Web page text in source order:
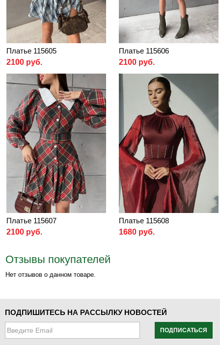
Платье 115605
2100 руб.
Платье 115606
2100 руб.
Платье 115607
2100 руб.
Платье 115608
1680 руб.
Отзывы покупателей
Нет отзывов о данном товаре.
ПОДПИШИТЕСЬ НА РАССЫЛКУ НОВОСТЕЙ
ПОДПИСАТЬСЯ